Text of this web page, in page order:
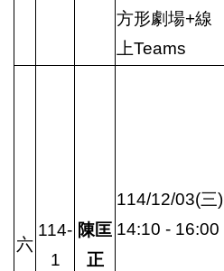
方形劇場+線
上Teams
六
114-
1
陳匡
正
114/12/03(三)
14:10 - 16:00